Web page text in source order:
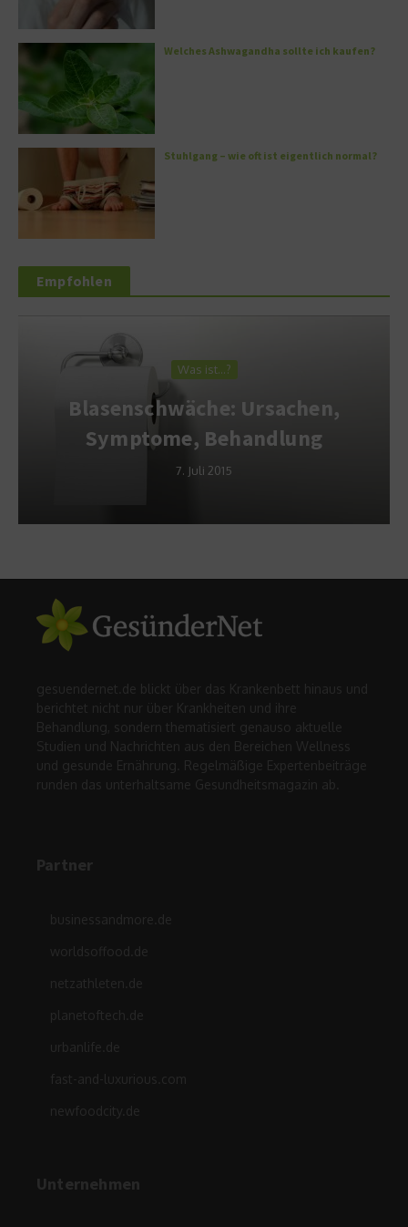
Welches Ashwagandha sollte ich kaufen?
Stuhlgang – wie oft ist eigentlich normal?
Empfohlen
Was ist…?
Blasenschwäche: Ursachen,
Symptome, Behandlung
7. Juli 2015
gesuendernet.de blickt über das Krankenbett hinaus und
berichtet nicht nur über Krankheiten und ihre
Behandlung, sondern thematisiert genauso aktuelle
Studien und Nachrichten aus den Bereichen Wellness
und gesunde Ernährung. Regelmäßige Expertenbeiträge
runden das unterhaltsame Gesundheitsmagazin ab.
Partner
businessandmore.de
worldsoffood.de
netzathleten.de
planetoftech.de
urbanlife.de
fast-and-luxurious.com
newfoodcity.de
Unternehmen